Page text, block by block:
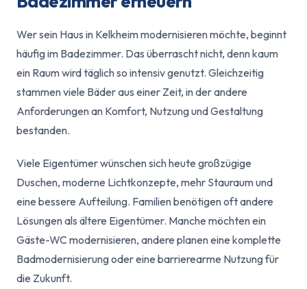
Wer sein Haus in Kelkheim modernisieren möchte, beginnt
häufig im Badezimmer. Das überrascht nicht, denn kaum
ein Raum wird täglich so intensiv genutzt. Gleichzeitig
stammen viele Bäder aus einer Zeit, in der andere
Anforderungen an Komfort, Nutzung und Gestaltung
bestanden.
Viele Eigentümer wünschen sich heute großzügige
Duschen, moderne Lichtkonzepte, mehr Stauraum und
eine bessere Aufteilung. Familien benötigen oft andere
Lösungen als ältere Eigentümer. Manche möchten ein
Gäste-WC modernisieren, andere planen eine komplette
Badmodernisierung oder eine barrierearme Nutzung für
die Zukunft.